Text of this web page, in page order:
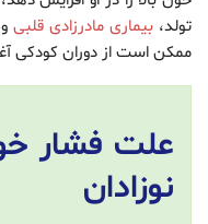
تولد، بیماری مادرزادی قلبی
ممکن است از دوران کودکی
علت فشار
نوزادان